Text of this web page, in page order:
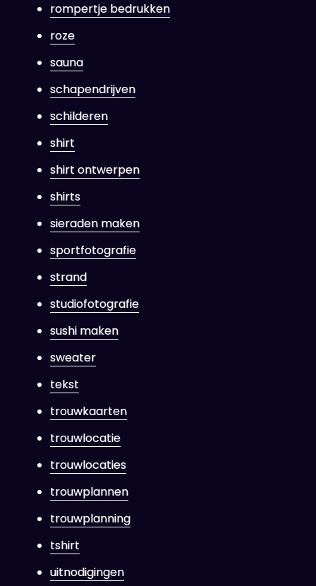
rompertje bedrukken
roze
sauna
schapendrijven
schilderen
shirt
shirt ontwerpen
shirts
sieraden maken
sportfotografie
strand
studiofotografie
sushi maken
sweater
tekst
trouwkaarten
trouwlocatie
trouwlocaties
trouwplannen
trouwplanning
tshirt
uitnodigingen